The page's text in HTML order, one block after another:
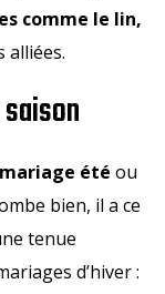
comme le lin,
alliées.
été ou
bien, il a ce
tenue
d’hiver :